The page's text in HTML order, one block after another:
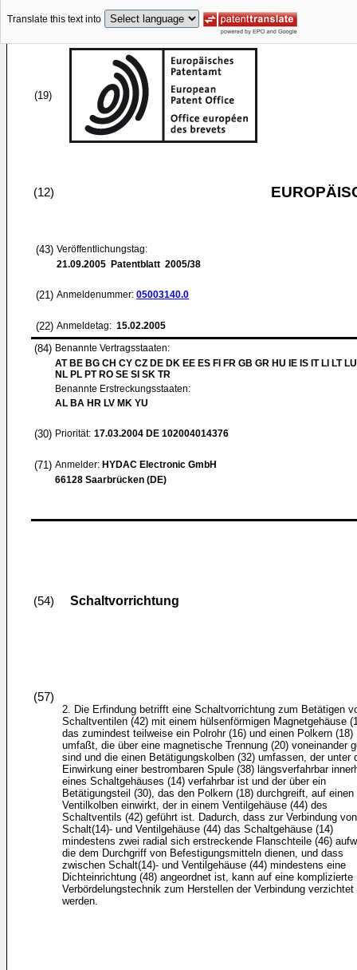
Translate this text into
(19)
(12)
(43) Veröffentlichungstag:
21.09.2005 Patentblatt 2005/38
(21) Anmeldenummer: 05003140.0
(22) Anmeldetag: 15.02.2005
(84) Benannte Vertragsstaaten:
AT BE BG CH CY CZ DE DK EE ES FI FR GB GR HU IE IS IT LI LT
NL PL PT RO SE SI SK TR
Benannte Erstreckungsstaaten:
AL BA HR LV MK YU
(30) Priorität: 17.03.2004 DE 102004014376
(71) Anmelder: HYDAC Electronic GmbH
66128 Saarbrücken (DE)
(54) Schaltvorrichtung
(57)
2. Die Erfindung betrifft eine Schaltvorrichtung zum Betätigen
Schaltventilen (42) mit einem hülsenförmigen Magnetgehäuse
das zumindest teilweise ein Polrohr (16) und einen Polkern (18)
umfaßt, die über eine magnetische Trennung (20) voneinander
sind und die einen Betätigungskolben (32) umfassen, der unter
Einwirkung einer bestrombaren Spule (38) längsverfahrbar
eines Schaltgehäuses (14) verfahrbar ist und der über ein
Betätigungsteil (30), das den Polkern (18) durchgreift, auf einen
Ventilkolben einwirkt, der in einem Ventilgehäuse (44) des
Schaltventils (42) geführt ist. Dadurch, dass zur Verbindung von
Schalt(14)- und Ventilgehäuse (44) das Schaltgehäuse (14)
mindestens zwei radial sich erstreckende Flanschteile (46)
die dem Durchgriff von Befestigungsmitteln dienen, und dass
zwischen Schalt(14)- und Ventilgehäuse (44) mindestens eine
Dichteinrichtung (48) angeordnet ist, kann auf eine komplizierte
Verbördelungstechnik zum Herstellen der Verbindung verzichtet
werden.